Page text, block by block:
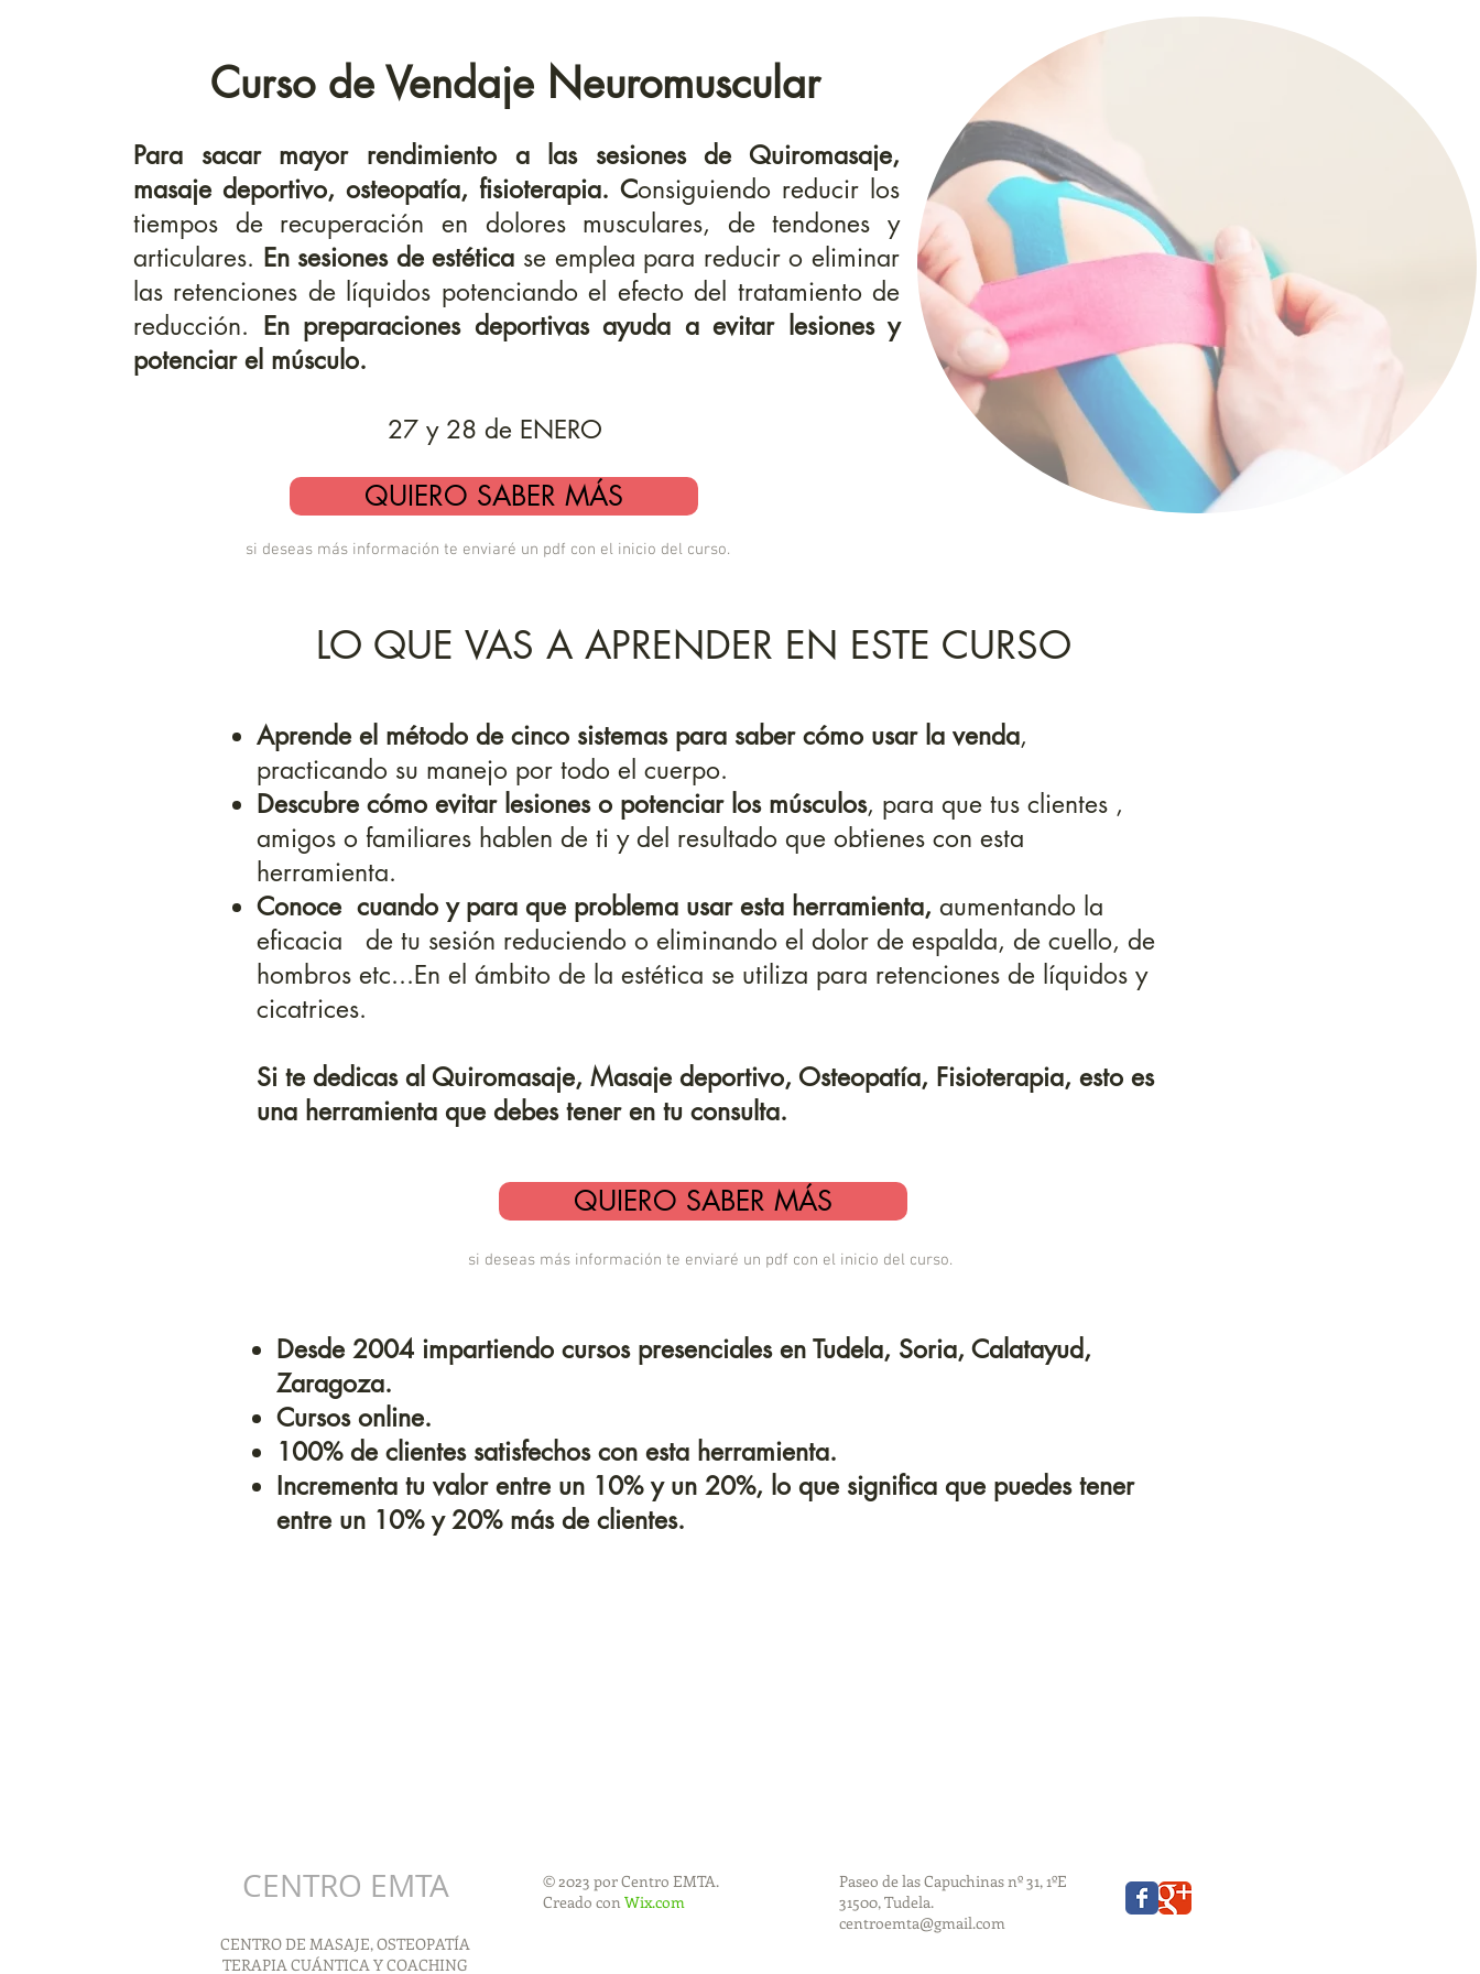
Curso de Vendaje Neuromuscular
Para sacar mayor rendimiento a las sesiones de Quiromasaje,
masaje deportivo, osteopatía, fisioterapia. Consiguiendo reducir los
tiempos de recuperación en dolores musculares, de tendones y
articulares. En sesiones de estética se emplea para reducir o eliminar
las retenciones de líquidos potenciando el efecto del tratamiento de
reducción. En preparaciones deportivas ayuda a evitar lesiones y
potenciar el músculo.
27 y 28 de ENERO
QUIERO SABER MÁS
si deseas más información te enviaré un pdf con el inicio del curso.
LO QUE VAS A APRENDER EN ESTE CURSO
Aprende el método de cinco sistemas para saber cómo usar la venda,
practicando su manejo por todo el cuerpo.
Descubre cómo evitar lesiones o potenciar los músculos, para que tus clientes ,
amigos o familiares hablen de ti y del resultado que obtienes con esta
herramienta.
Conoce cuando y para que problema usar esta herramienta, aumentando la
eficacia de tu sesión reduciendo o eliminando el dolor de espalda, de cuello, de
hombros etc...En el ámbito de la estética se utiliza para retenciones de líquidos y
cicatrices.
Si te dedicas al Quiromasaje, Masaje deportivo, Osteopatía, Fisioterapia, esto es
una herramienta que debes tener en tu consulta.
QUIERO SABER MÁS
si deseas más información te enviaré un pdf con el inicio del curso.
Desde 2004 impartiendo cursos presenciales en Tudela, Soria, Calatayud,
Zaragoza.
Cursos online.
100% de clientes satisfechos con esta herramienta.
Incrementa tu valor entre un 10% y un 20%, lo que significa que puedes tener
entre un 10% y 20% más de clientes.
CENTRO EMTA
© 2023 por Centro EMTA.
Creado conWix.com
Paseo de las Capuchinas nº 31, 1ºE
31500, Tudela.
centroemta@gmail.com
CENTRO DE MASAJE, OSTEOPATÍA
TERAPIA CUÁNTICA Y COACHING